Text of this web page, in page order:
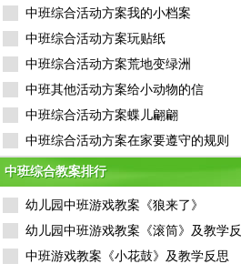
中班综合活动方案我的小档案
中班综合活动方案玩贴纸
中班综合活动方案荒地变绿洲
中班其他活动方案给小动物的信
中班综合活动方案蝶儿翩翩
中班综合活动方案在家要遵守的规则
中班综合教案排行
中班综合教案排行
幼儿园中班游戏教案《狼来了》
幼儿园中班游戏教案《滚筒》及教学反
中班游戏教案《小花鼓》及教学反思